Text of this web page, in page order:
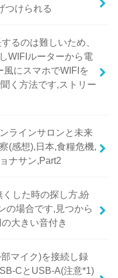
つけられる
るのは難しいため、
WIFIルーターから電
にスマホでWIFIを
く方法です,ストリー
ラインサロンと未来
(感想),日本,食糧危機,
ナサン,Part2
した時の探し方,紛
の場合です,見つから
大きい音付き
マイク)を接続し録
CとUSB-A(注意*1)